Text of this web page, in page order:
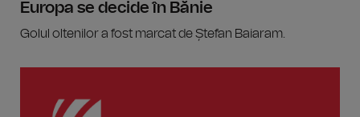
Europa se decide în Bănie
Golul oltenilor a fost marcat de Ștefan Baiaram.